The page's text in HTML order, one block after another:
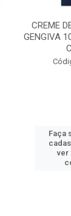
CREME
GENGIVA
Faça
ver